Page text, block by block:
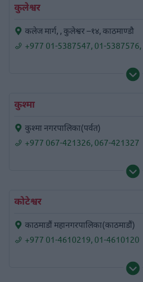
कुलेश्वर
कलेज मार्ग, , कुलेश्वर –१४, काठमाण्डौ
+977 01-5387547, 01-5387576,
कुश्मा
कुश्मा नगरपालिका(पर्वत)
+977 067-421326, 067-421327
कोटेश्वर
काठमाडौं महानगरपालिका(काठमाडौं)
+977 01-4610219, 01-4610120